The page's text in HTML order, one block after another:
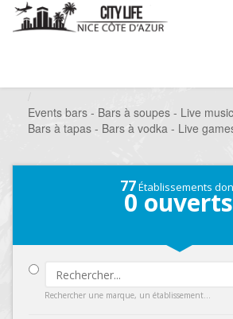
Events bars - Bars à soupes - Live
Bars à tapas - Bars à vodka - Live
77Établissements
0 ouverts
Rechercher une marque, un établissement...